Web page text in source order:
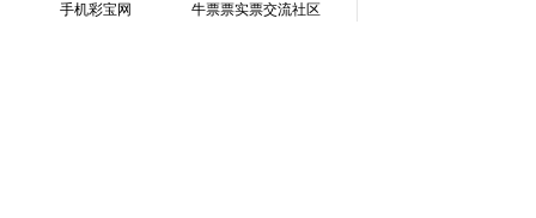
手机彩宝网 牛票票实票交流社区